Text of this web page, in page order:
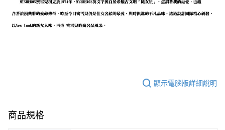
顯示電腦版詳細說明
商品規格